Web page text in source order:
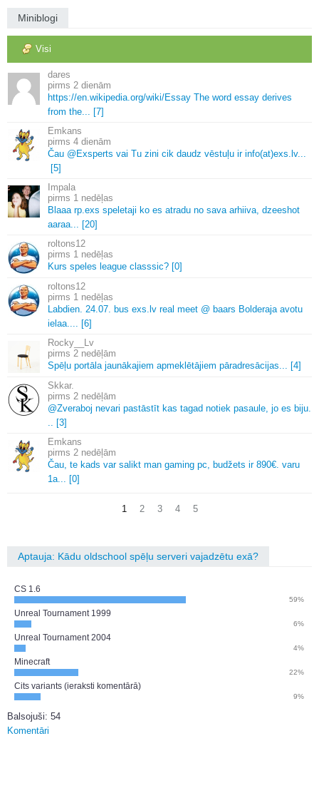
Miniblogi
Visi
dares
2 dienām
https://en.wikipedia.org/wiki/Essay The word essay derives
from the... [7]
Emkans
4 dienām
Čau @Exsperts vai Tu zini cik daudz vēstuļu ir info(at)exs. lv...
[5]
Impala
1 nedēļas
Blaaa rp.exs speletaji ko es atradu no sava arhiiva, dzeeshot
aaraa... [20]
roltons12
1 nedēļas
Kurs speles league classsic? [0]
roltons12
1 nedēļas
Labdien. 24.07. bus exs. lv real meet @ baars Bolderaja avotu
ielaa.... [6]
Rocky__Lv
2 nedēļām
Spēļu portāla jaunākajiem apmeklētājiem pāradresācijas... [4]
Skkar.
2 nedēļām
@Zveraboj nevari pastāstīt kas tagad notiek pasaule, jo es biju.
.. [3]
Emkans
2 nedēļām
Čau, te kads var salikt man gaming pc, budžets ir 890€. varu
1a... [0]
1 2 3 4 5
Aptauja: Kādu oldschool spēļu serveri vajadzētu exā?
CS 1.6
59%
Unreal Tournament 1999
6%
Unreal Tournament 2004
4%
Minecraft
22%
Cits variants (ieraksti komentārā)
9%
Balsojuši: 54
Komentāri